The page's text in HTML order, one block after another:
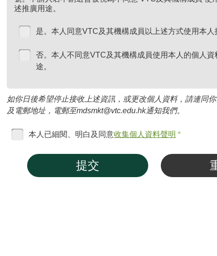
述推廣用途。
是。本人同意VTC及其機構成員以上述方式使用本
否。本人不同意VTC及其機構成員使用本人的個人
途。
如你日後希望停止接收上述資訊，或更改個人資料，請連同
及電郵地址，電郵至mdsmkt@vtc.edu.hk通知我們。
本人已細閱、明白及同意收集個人資料聲明 *
提交